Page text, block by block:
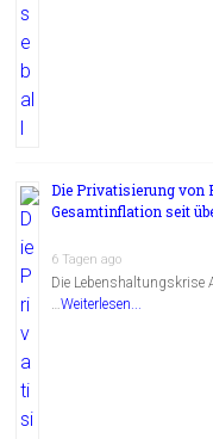
Die Privatisierung von
Gesamtinflation seit
6 Tagen ago
Die Lebenshaltungskrise
…Weiterlesen...